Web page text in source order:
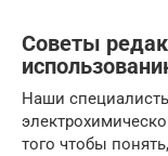
Советы
Наши
того чтобы